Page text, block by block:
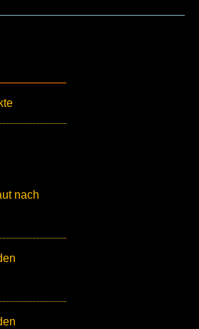
nach